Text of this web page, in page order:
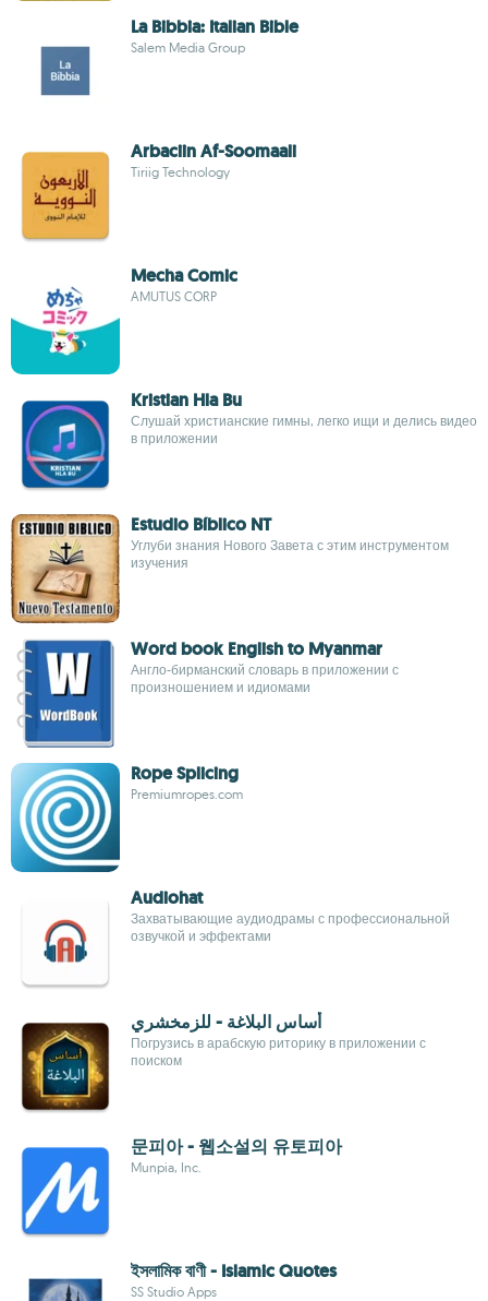
La Bibbia: Italian Bible
Salem Media Group
Arbaciin Af-Soomaali
Tiriig Technology
Mecha Comic
AMUTUS CORP
Kristian Hla Bu
Слушай христианские гимны, легко ищи и делись видео
в приложении
Estudio Bíblico NT
Углуби знания Нового Завета с этим инструментом
изучения
Word book English to Myanmar
Англо-бирманский словарь в приложении с
произношением и идиомами
Rope Splicing
Premiumropes.com
Audiohat
Захватывающие аудиодрамы с профессиональной
озвучкой и эффектами
أساس البلاغة - للزمخشري
Погрузись в арабскую риторику в приложении с
поиском
문피아 - 웹소설의 유토피아
Munpia, Inc.
ইসলামিক বাণী - Islamic Quotes
SS Studio Apps